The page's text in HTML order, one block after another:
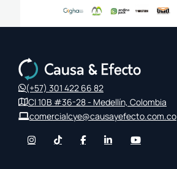
(+57) 301 422 66 82
Cl 10B #36-28 - Medellín, Colombia
comercialcye@causayefecto.com.co